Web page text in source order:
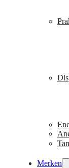
Merken